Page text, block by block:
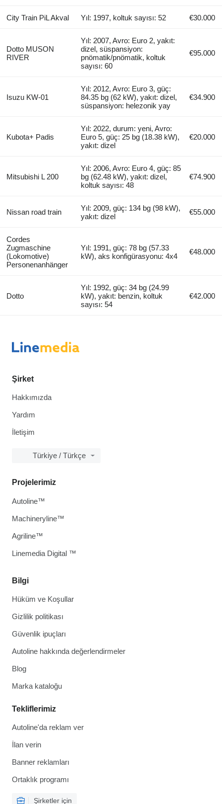
City Train PiL Akval Yıl: 1997, koltuk sayısı: 52 €30.000
Dotto MUSON
RIVER
Yıl: 2007, Avro: Euro 2, yakıt:
dizel, süspansiyon:
pnömatik/pnömatik, koltuk
sayısı: 60
€95.000
Isuzu KW-01
Yıl: 2012, Avro: Euro 3, güç:
84.35 bg (62 kW), yakıt: dizel,
süspansiyon: helezonik yay
€34.900
Kubota+ Padis
Yıl: 2022, durum: yeni, Avro:
Euro 5, güç: 25 bg (18.38 kW),
yakıt: dizel
€20.000
Mitsubishi L 200
Yıl: 2006, Avro: Euro 4, güç: 85
bg (62.48 kW), yakıt: dizel,
koltuk sayısı: 48
€74.900
Nissan road train
Yıl: 2009, güç: 134 bg (98 kW),
yakıt: dizel
€55.000
Cordes
Zugmaschine
(Lokomotive)
Personenanhänger
Yıl: 1991, güç: 78 bg (57.33
kW), aks konfigürasyonu: 4x4
€48.000
Dotto
Yıl: 1992, güç: 34 bg (24.99
kW), yakıt: benzin, koltuk
sayısı: 54
€42.000
Şirket
Hakkımızda
Yardım
İletişim
Türkiye / Türkçe
Bilgi
Hüküm ve Koşullar
Gizlilik politikası
Güvenlik ipuçları
Autoline hakkında değerlendirmeler
Blog
Marka kataloğu
Tekliflerimiz
Autoline'da reklam ver
İlan verin
Banner reklamları
Ortaklık programı
Şirketler için
Projelerimiz
Autoline™
Machineryline™
Agriline™
Linemedia Digital ™